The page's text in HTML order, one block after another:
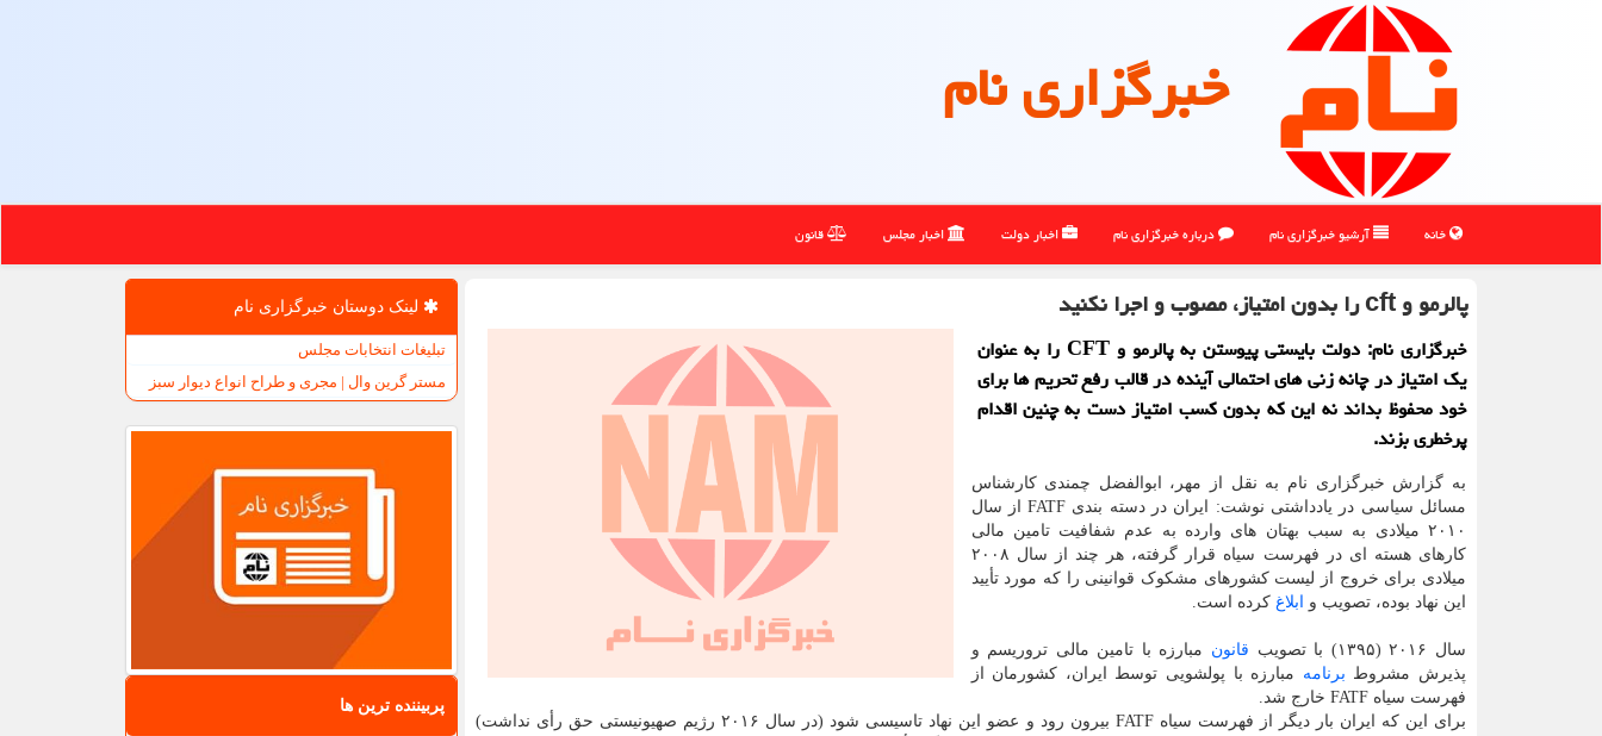
خبرگزاری نام
خانه آرشیو خبرگزاری نام درباره خبرگزاری نام اخبار دولت اخبار مجلس قانون
پالرمو و cft را بدون امتیاز، مصوب و اجرا نکنید
خبرگزاری نام: دولت بایستی پیوستن به پالرمو و CFT را به عنوان
یک امتیاز در چانه زنی های احتمالی آینده در قالب رفع تحریم ها برای
خود محفوظ بداند نه این که بدون کسب امتیاز دست به چنین اقدام
پرخطری بزند.
به گزارش خبرگزاری نام به نقل از مهر، ابوالفضل چمندی کارشناس
مسائل سیاسی در یادداشتی نوشت: ایران در دسته بندی FATF از سال
۲۰۱۰ میلادی به سبب بهتان های وارده به عدم شفافیت تامین مالی
کارهای هسته ای در فهرست سیاه قرار گرفته، هر چند از سال ۲۰۰۸
میلادی برای خروج از لیست کشورهای مشکوک قوانینی را که مورد تأیید
این نهاد بوده، تصویب و
ابلاغ کرده است.
سال ۲۰۱۶ (۱۳۹۵) با تصویب قانون مبارزه با تامین مالی تروریسم و
پذیرش مشروط برنامه مبارزه با پولشویی توسط ایران، کشورمان از
فهرست سیاه FATF خارج شد.
برای این که ایران بار دیگر از فهرست سیاه FATF بیرون رود و عضو این نهاد تاسیسی شود (در سال ۲۰۱۶ رژیم صهیونیستی حق رأی نداشت)
لینک دوستان خبرگزاری نام
تبلیغات انتخابات مجلس
مستر گرین وال | مجری و طراح انواع دیوار سبز
پربیننده ترین ها